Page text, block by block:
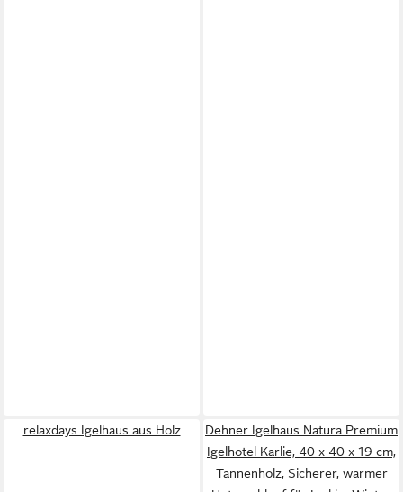
relaxdays Igelhaus aus Holz
Dehner Igelhaus Natura Premium
Igelhotel Karlie, 40 x 40 x 19 cm,
Tannenholz, Sicherer, warmer